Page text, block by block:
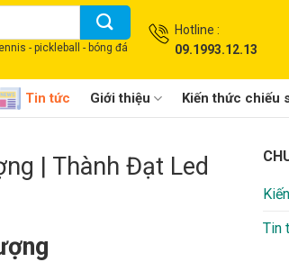
- pickleball - bóng đá
Hotline :
09.1993.12.13
Tin tức Giới thiệu Kiến thức chiếu
| Thành Đạt Led
Tin